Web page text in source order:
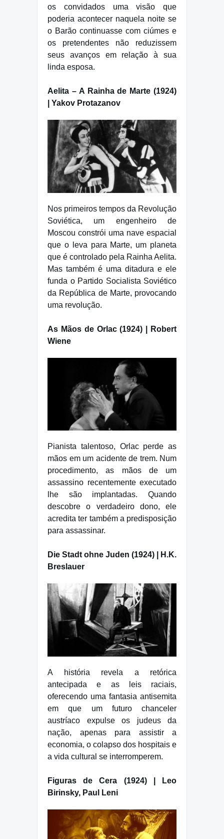
os convidados uma visão que
poderia acontecer naquela noite se
o Barão continuasse com ciúmes e
os pretendentes não reduzissem
seus avanços em relação à sua
linda esposa.
Aelita – A Rainha de Marte (1924)
| Yakov Protazanov
Nos primeiros tempos da Revolução
Soviética, um engenheiro de
Moscou constrói uma nave espacial
que o leva para Marte, um planeta
que é controlado pela Rainha Aelita.
Mas também é uma ditadura e ele
funda o Partido Socialista Soviético
da República de Marte, provocando
uma revolução.
As Mãos de Orlac (1924) | Robert
Wiene
Pianista talentoso, Orlac perde as
mãos em um acidente de trem. Num
procedimento, as mãos de um
assassino recentemente executado
lhe são implantadas. Quando
descobre o verdadeiro dono, ele
acredita ter também a predisposição
para assassinar.
Die Stadt ohne Juden (1924) | H.K.
Breslauer
A história revela a retórica
antecipada e as leis raciais,
oferecendo uma fantasia antisemita
em que um futuro chanceler
austríaco expulse os judeus da
nação, apenas para assistir a
economia, o colapso dos hospitais e
a vida cultural se interromperem.
Figuras de Cera (1924) | Leo
Birinsky, Paul Leni